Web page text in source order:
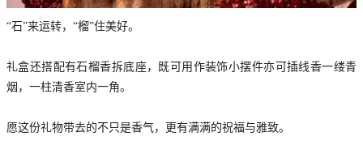
“石”来运转，“榴”住美好。
礼盒还搭配有石榴香拆底座，既可用作装饰小摆件亦可插线香一缕青
烟，一柱清香室内一角。
愿这份礼物带去的不只是香气，更有满满的祝福与雅致。